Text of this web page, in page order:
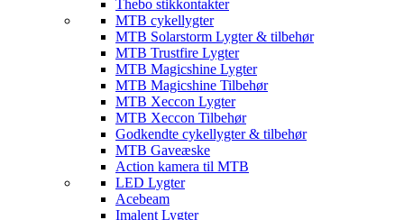
Thebo stikkontakter
MTB cykellygter
MTB Solarstorm Lygter & tilbehør
MTB Trustfire Lygter
MTB Magicshine Lygter
MTB Magicshine Tilbehør
MTB Xeccon Lygter
MTB Xeccon Tilbehør
Godkendte cykellygter & tilbehør
MTB Gaveæske
Action kamera til MTB
LED Lygter
Acebeam
Imalent Lygter